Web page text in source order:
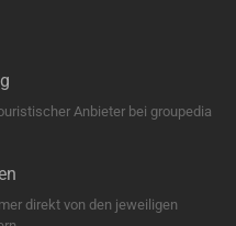
Anbieter bei groupedia
direkt von den jeweiligen